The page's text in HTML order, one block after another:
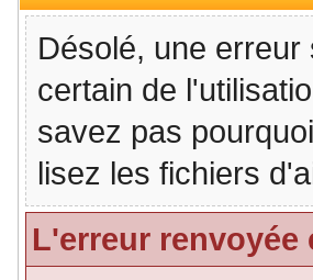
Désolé, une
certain de
savez pas
lisez les fichiers
L'erreur renvoyée